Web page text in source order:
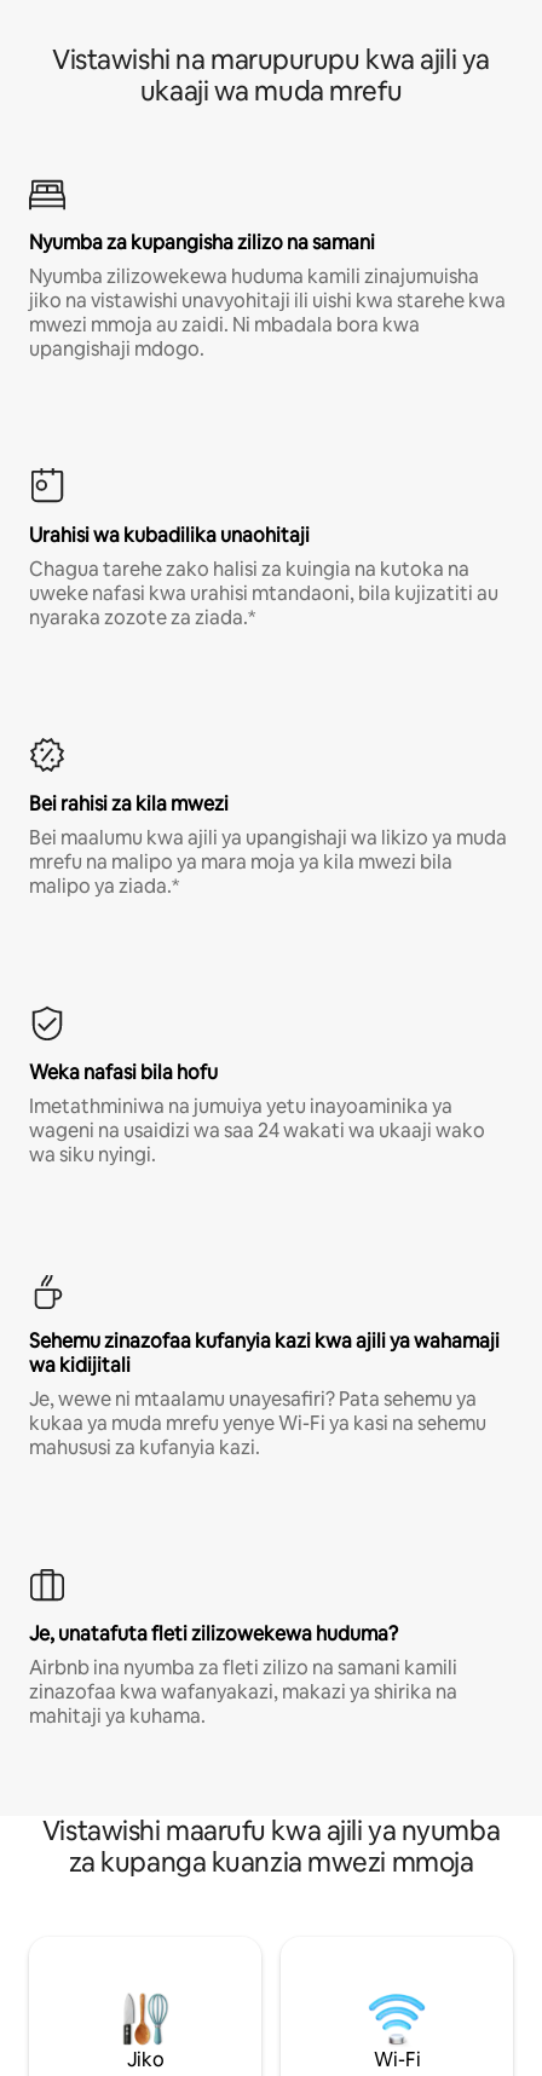
Vistawishi na marupurupu kwa ajili ya
ukaaji wa muda mrefu
Nyumba za kupangisha zilizo na samani
Nyumba zilizowekewa huduma kamili zinajumuisha
jiko na vistawishi unavyohitaji ili uishi kwa starehe kwa
mwezi mmoja au zaidi. Ni mbadala bora kwa
upangishaji mdogo.
Urahisi wa kubadilika unaohitaji
Chagua tarehe zako halisi za kuingia na kutoka na
uweke nafasi kwa urahisi mtandaoni, bila kujizatiti au
nyaraka zozote za ziada.*
Bei rahisi za kila mwezi
Bei maalumu kwa ajili ya upangishaji wa likizo ya muda
mrefu na malipo ya mara moja ya kila mwezi bila
malipo ya ziada.*
Weka nafasi bila hofu
Imetathminiwa na jumuiya yetu inayoaminika ya
wageni na usaidizi wa saa 24 wakati wa ukaaji wako
wa siku nyingi.
Sehemu zinazofaa kufanyia kazi kwa ajili ya wahamaji
wa kidijitali
Je, wewe ni mtaalamu unayesafiri? Pata sehemu ya
kukaa ya muda mrefu yenye Wi-Fi ya kasi na sehemu
mahususi za kufanyia kazi.
Je, unatafuta fleti zilizowekewa huduma?
Airbnb ina nyumba za fleti zilizo na samani kamili
zinazofaa kwa wafanyakazi, makazi ya shirika na
mahitaji ya kuhama.
Vistawishi maarufu kwa ajili ya nyumba
za kupanga kuanzia mwezi mmoja
Jiko Wi-Fi